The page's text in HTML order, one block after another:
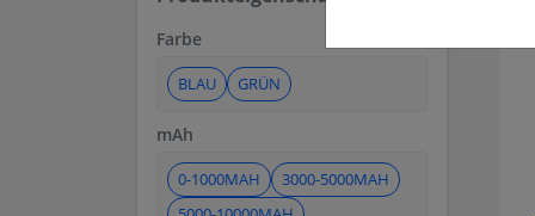
Farbe
BLAU GRÜN
mAh
0-1000MAH
3000-5000MAH